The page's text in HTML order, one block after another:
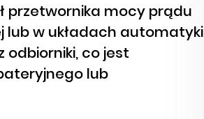
przetwornika mocy prądu
w układach automatyki
co jest
lub